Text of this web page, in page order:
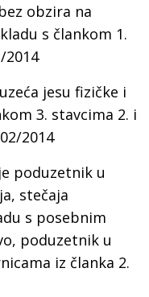
obzira na
s člankom 1.
2014
jesu fizičke i
3. stavcima 2. i
2014
je poduzetnik u
stečaja
s posebnim
poduzetnik u
iz članka 2.